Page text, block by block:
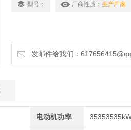
过传感器与物体之间的位置关系变化
型号： 厂商性质： 生产厂家
发邮件给我们：
电动机功率